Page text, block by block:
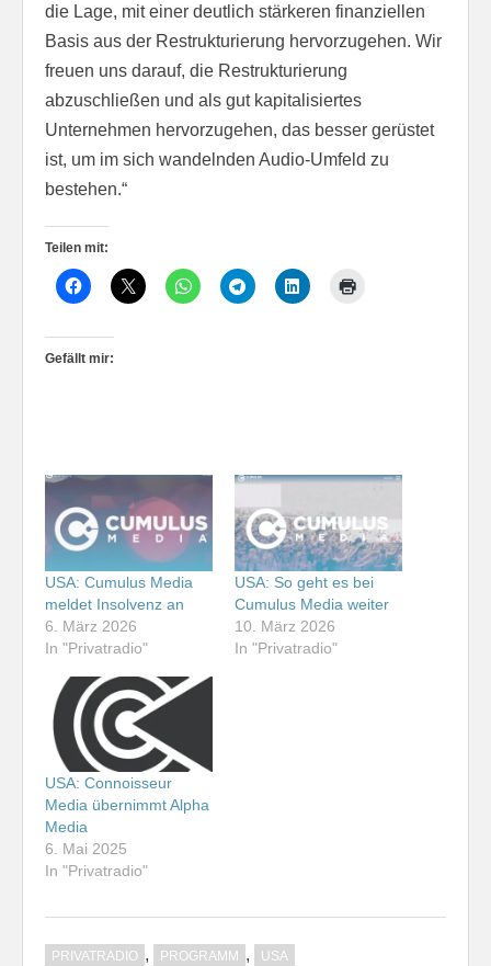
die Lage, mit einer deutlich stärkeren finanziellen
Basis aus der Restrukturierung hervorzugehen. Wir
freuen uns darauf, die Restrukturierung
abzuschließen und als gut kapitalisiertes
Unternehmen hervorzugehen, das besser gerüstet
ist, um im sich wandelnden Audio-Umfeld zu
bestehen.“
Teilen mit:
Gefällt mir:
USA: Cumulus Media
meldet Insolvenz an
6. März 2026
In "Privatradio"
USA: So geht es bei
Cumulus Media weiter
10. März 2026
In "Privatradio"
USA: Connoisseur
Media übernimmt Alpha
Media
6. Mai 2025
In "Privatradio"
PRIVATRADIO , PROGRAMM , USA